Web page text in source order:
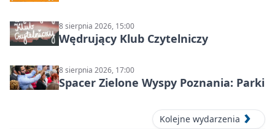
8 sierpnia 2026, 15:00
Wędrujący Klub Czytelniczy
8 sierpnia 2026, 17:00
Spacer Zielone Wyspy Poznania: Parki
Kolejne wydarzenia